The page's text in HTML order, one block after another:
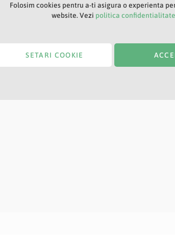
Folosim cookies pentru a-ti asigura o experienta
website. Vezi politica
SETARI COOKIE